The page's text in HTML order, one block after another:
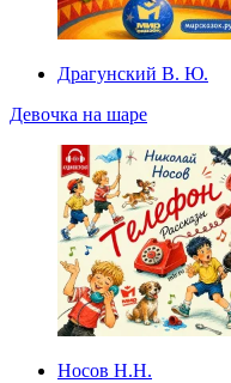
Драгунский В. Ю.
Девочка на шаре
Носов Н.Н.